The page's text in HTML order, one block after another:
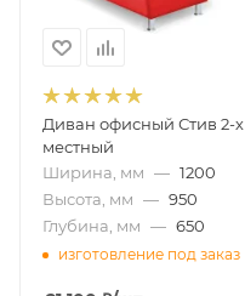
Диван офисный Стив 2-х
местный
Ширина, мм — 1200
Высота, мм — 950
Глубина, мм — 650
изготовление под заказ